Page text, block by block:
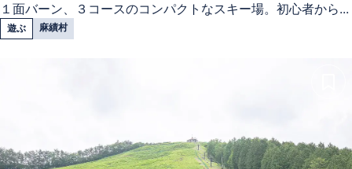
１面バーン、３コースのコンパクトなスキー場。初心者から...
遊ぶ 麻績村